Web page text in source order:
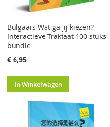
Bulgaars Wat ga jij kiezen?
Interactieve Traktaat 100 stuks
bundle
€ 6,95
In Winkelwagen